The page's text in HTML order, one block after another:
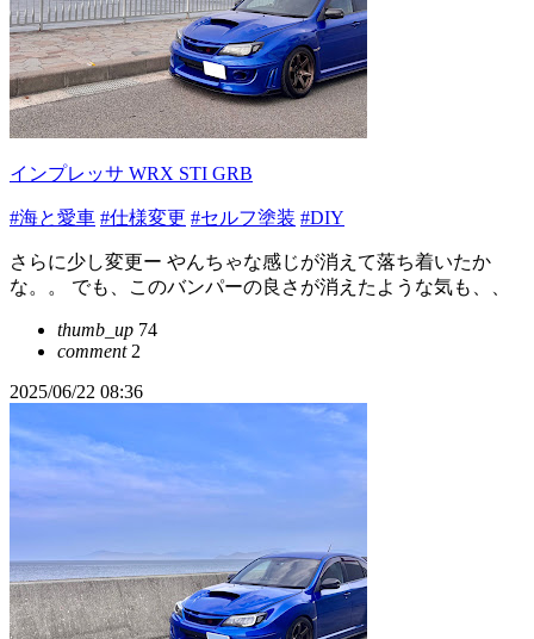
インプレッサ WRX STI GRB
#海と愛車 #仕様変更 #セルフ塗装 #DIY
さらに少し変更ー やんちゃな感じが消えて落ち着いたか
な。。 でも、このバンパーの良さが消えたような気も、、
thumb_up 74
comment2
2025/06/22 08:36